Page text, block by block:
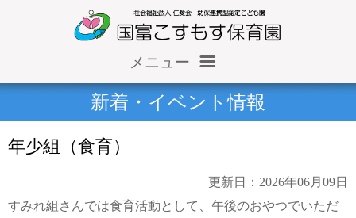
メニュー
ホーム
情報公開（収支報告等）
施設だより
新着・イベント情報
年少組（食育）
更新日：2026年06月09日
すみれ組さんでは食育活動として、午後のおやつでいただ